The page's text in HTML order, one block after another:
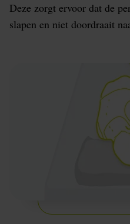
Deze zorgt ervoor dat de
slapen en niet doordraait